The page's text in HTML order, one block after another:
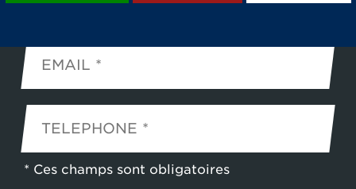
* Ces champs sont obligatoires